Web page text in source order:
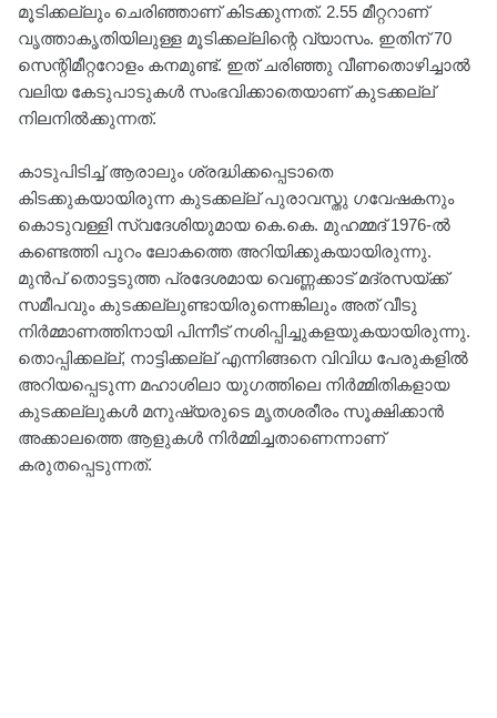
മൂടിക്കല്ലും ചെരിഞ്ഞാണ് കിടക്കുന്നത്. 2.55 മീറ്ററാണ്
വൃത്താകൃതിയിലുള്ള മൂടിക്കല്ലിന്റെ വ്യാസം. ഇതിന് 70
സെന്റിമീറ്ററോളം കനമുണ്ട്. ഇത് ചരിഞ്ഞു വീണതൊഴിച്ചാൽ
വലിയ കേടുപാടുകൾ സംഭവിക്കാതെയാണ് കുടക്കല്ല്
നിലനിൽക്കുന്നത്.
കാടുപിടിച്ച് ആരാലും ശ്രദ്ധിക്കപ്പെടാതെ
കിടക്കുകയായിരുന്ന കുടക്കല്ല് പുരാവസ്തു ഗവേഷകനും
കൊടുവള്ളി സ്വദേശിയുമായ കെ.കെ. മുഹമ്മദ് 1976-ൽ
കണ്ടെത്തി പുറം ലോകത്തെ അറിയിക്കുകയായിരുന്നു.
മുൻപ് തൊട്ടടുത്ത പ്രദേശമായ വെണ്ണക്കാട് മദ്രസയ്ക്ക്
സമീപവും കുടക്കല്ലുണ്ടായിരുന്നെങ്കിലും അത് വീടു
നിർമ്മാണത്തിനായി പിന്നീട് നശിപ്പിച്ചുകളയുകയായിരുന്നു.
തൊപ്പിക്കല്ല്, നാട്ടിക്കല്ല് എന്നിങ്ങനെ വിവിധ പേരുകളിൽ
അറിയപ്പെടുന്ന മഹാശിലാ യുഗത്തിലെ നിർമ്മിതികളായ
കുടക്കല്ലുകൾ മനുഷ്യരുടെ മൃതശരീരം സൂക്ഷിക്കാൻ
അക്കാലത്തെ ആളുകൾ നിർമ്മിച്ചതാണെന്നാണ്
കരുതപ്പെടുന്നത്.